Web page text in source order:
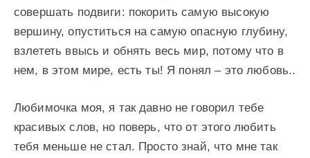
совершать подвиги: покорить самую высокую
вершину, опуститься на самую опасную глубину,
взлететь ввысь и обнять весь мир, потому что в
нем, в этом мире, есть ты! Я понял – это любовь..
Любимочка моя, я так давно не говорил тебе
красивых слов, но поверь, что от этого любить
тебя меньше не стал. Просто знай, что мне так